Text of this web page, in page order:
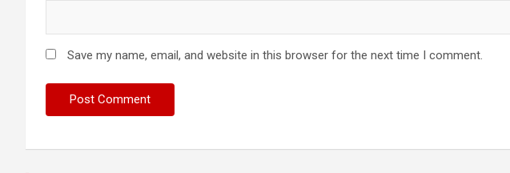
Save my name, email, and website in this browser for the next time I comment.